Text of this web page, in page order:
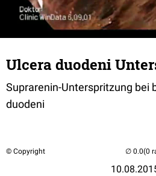
Ulcera duodeni
Suprarenin-Unterspritzung bei
duodeni
© Copyright (0